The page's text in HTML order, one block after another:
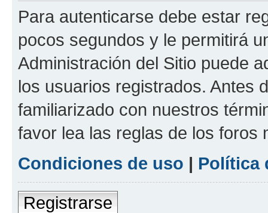
Para autenticarse debe estar
pocos segundos y le permitirá
Administración del Sitio puede
los usuarios registrados. Antes
familiarizado con nuestros
favor lea las reglas de los foros
Condiciones de uso | Política
Registrarse